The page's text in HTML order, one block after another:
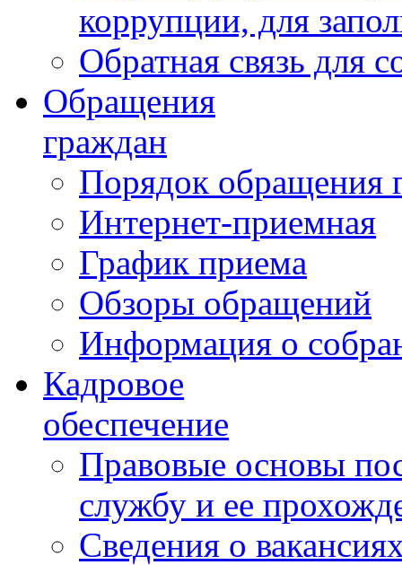
коррупции, для
Обратная связь для
Обращения
граждан
Порядок обращения
Интернет-приемная
График приема
Обзоры обращений
Информация о
Кадровое
обеспечение
Правовые основы
службу и ее
Сведения о